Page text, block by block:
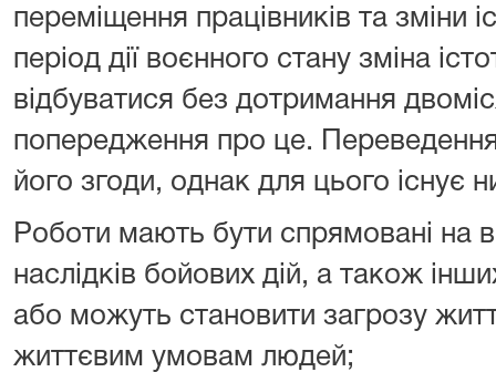
переміщення працівників та зміни
період дії воєнного стану зміна
відбуватися без дотримання
попередження про це.
його згоди, однак для цього існує
Роботи мають бути спрямовані на
наслідків бойових дій, а також
або можуть становити загрозу
життєвим умовам людей;